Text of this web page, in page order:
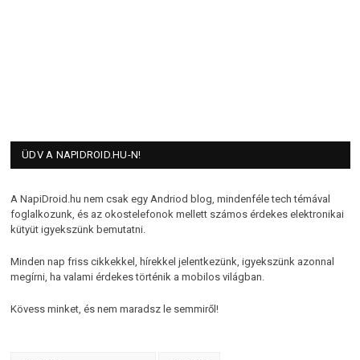
ÜDV A NAPIDROID.HU-N!
A NapiDroid.hu nem csak egy Andriod blog, mindenféle tech témával
foglalkozunk, és az okostelefonok mellett számos érdekes elektronikai
kütyüt igyekszünk bemutatni.
Minden nap friss cikkekkel, hírekkel jelentkezünk, igyekszünk azonnal
megírni, ha valami érdekes történik a mobilos világban.
Kövess minket, és nem maradsz le semmiről!